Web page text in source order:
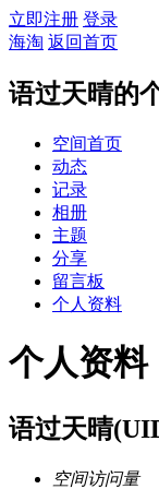
立即注册 登录
海淘 返回首页
语过天晴的
空间首页
动态
记录
相册
主题
分享
留言板
个人资料
个人资料
语过天晴
空间访问量